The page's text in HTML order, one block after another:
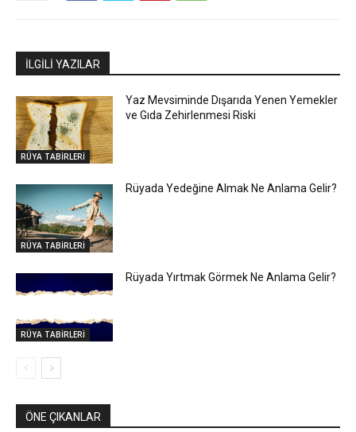
İLGİLİ YAZILAR
RÜYA TABİRLERİ
Yaz Mevsiminde Dışarıda Yenen Yemekler
ve Gıda Zehirlenmesi Riski
RÜYA TABİRLERİ
Rüyada Yedeğine Almak Ne Anlama Gelir?
RÜYA TABİRLERİ
Rüyada Yırtmak Görmek Ne Anlama Gelir?
ÖNE ÇIKANLAR